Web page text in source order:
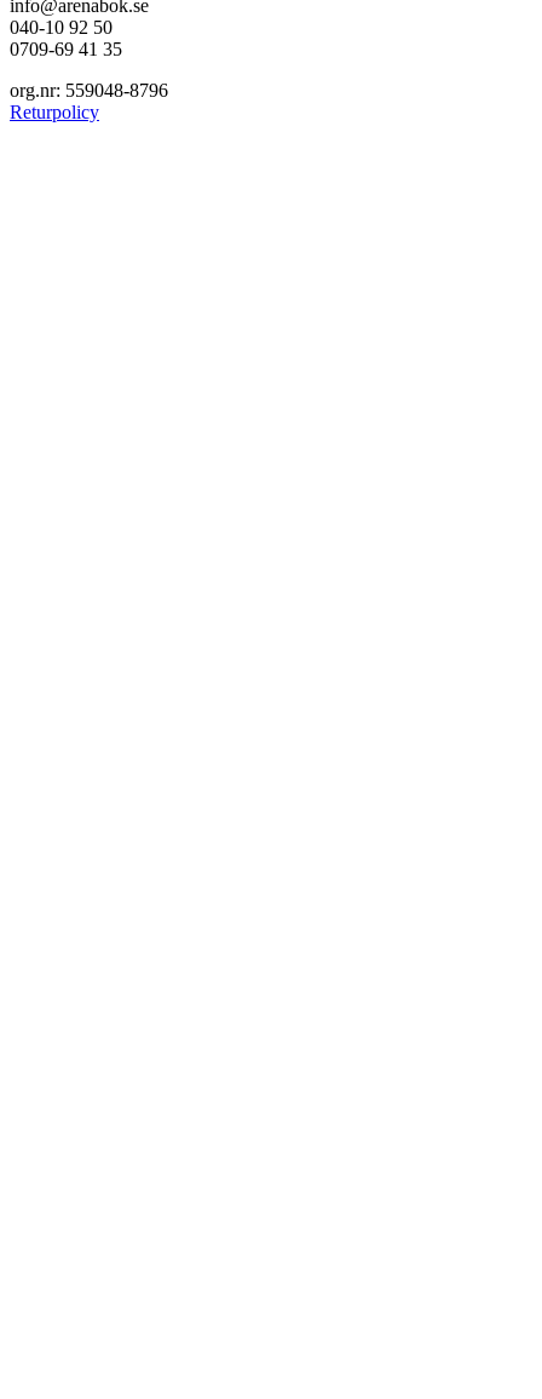
info@arenabok.se
040-10 92 50
0709-69 41 35
org.nr: 559048-8796
Returpolicy